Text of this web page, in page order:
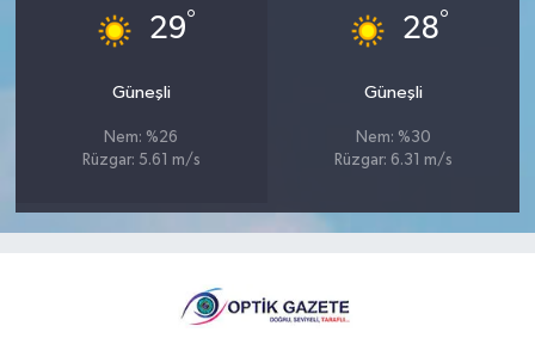
29°
Güneşli
Nem: %26
Rüzgar: 5.61 m/s
28°
Güneşli
Nem: %30
Rüzgar: 6.31 m/s